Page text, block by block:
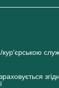
кур'єрською